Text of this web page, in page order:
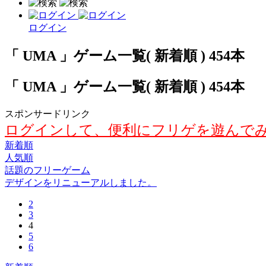
ログイン
「 UMA 」ゲーム一覧( 新着順 ) 454本
「 UMA 」ゲーム一覧( 新着順 ) 454本
スポンサードリンク
ログインして、便利にフリゲを遊んで
新着順
人気順
話題のフリーゲーム
デザインをリニューアルしました。
2
3
4
5
6